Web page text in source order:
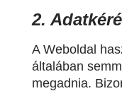
2.
A Weboldal
általában
megadnia.